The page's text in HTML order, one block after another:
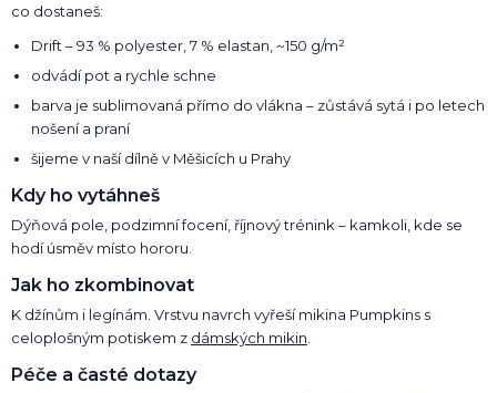
co dostaneš:
Drift – 93 % polyester, 7 % elastan, ~150 g/m²
odvádí pot a rychle schne
barva je sublimovaná přímo do vlákna – zůstává sytá i po letech
nošení a praní
šijeme v naší dílně v Měšicích u Prahy
Kdy ho vytáhneš
Dýňová pole, podzimní focení, říjnový trénink – kamkoli, kde se
hodí úsměv místo hororu.
Jak ho zkombinovat
K džínům i legínám. Vrstvu navrch vyřeší mikina Pumpkins s
celoplošným potiskem z dámských mikin
Péče a časté dotazy